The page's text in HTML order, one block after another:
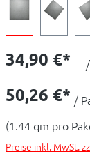
34,90 €*
50,26 €* /
(1.44 qm pro
Preise inkl. MwSt.